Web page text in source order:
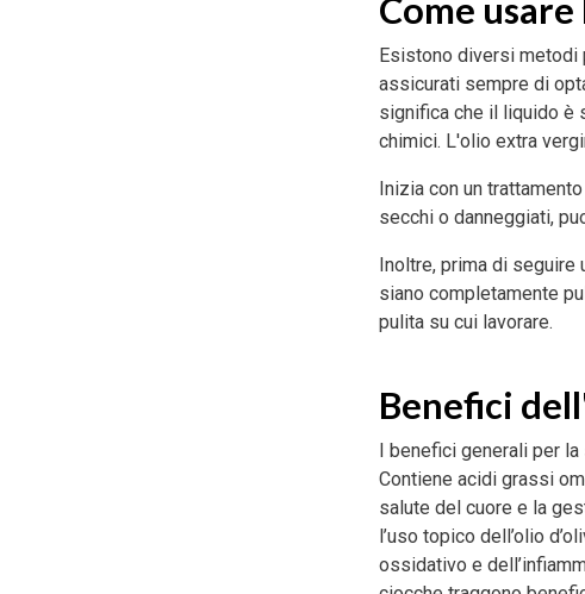
Come
Esistono diversi metodi
assicurati sempre di
significa che il liquido è
chimici. L'olio extra
Inizia con un
secchi o danneggiati,
Inoltre, prima di seguire
siano completamente
pulita su cui lavorare.
Benefici
I benefici generali per la
Contiene acidi grassi
salute del cuore e la
l’uso topico dell’olio
ossidativo e